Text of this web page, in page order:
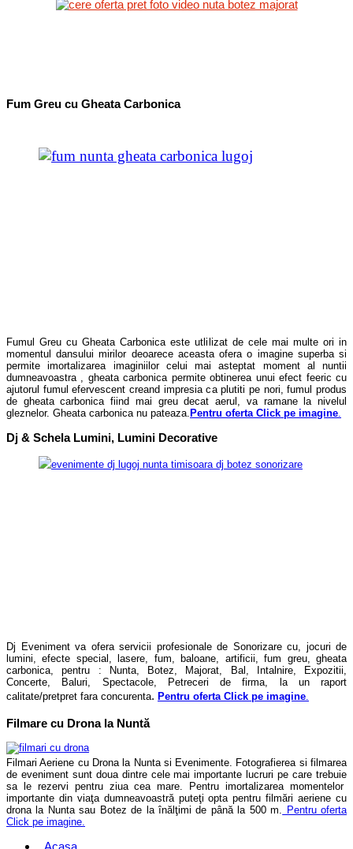
Fum Greu cu Gheata Carbonica
Fumul Greu cu Gheata Carbonica este utlilizat de cele mai multe ori in
momentul dansului mirilor deoarece aceasta ofera o imagine superba si
permite imortalizarea imaginiilor celui mai asteptat moment al nuntii
dumneavoastra , gheata carbonica permite obtinerea unui efect feeric cu
ajutorul fumul efervescent creand impresia ca plutiti pe nori, fumul produs
de gheata carbonica fiind mai greu decat aerul, va ramane la nivelul
gleznelor. Gheata carbonica nu pateaza. Pentru oferta Click pe imagine
Dj & Schela Lumini, Lumini Decorative
Dj Eveniment va ofera servicii profesionale de Sonorizare cu, jocuri de
lumini, efecte special, lasere, fum, baloane, artificii, fum greu, gheata
carbonica, pentru : Nunta, Botez, Majorat, Bal, Intalnire, Expozitii,
Concerte, Baluri, Spectacole, Petreceri de firma, la un raport
calitate/pretpret fara concurenta. Pentru oferta Click pe imagine
Filmare cu Drona la Nuntă
Filmari Aeriene cu Drona la Nunta si Evenimente. Fotografierea si filmarea
de eveniment sunt doua dintre cele mai importante lucruri pe care trebuie
sa le rezervi pentru ziua cea mare. Pentru imortalizarea momentelor
importante din viaţa dumneavoastră puteţi opta pentru filmări aeriene cu
drona la Nunta sau Botez de la înălţimi de până la 500 m.
Pentru oferta
Click pe imagine.
Acasa